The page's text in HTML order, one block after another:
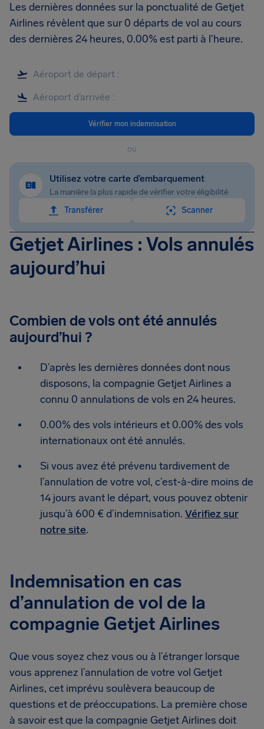
Les dernières données sur la ponctualité de Getjet
Airlines révèlent que sur 0 départs de vol au cours
des dernières 24 heures, 0.00% est parti à l'heure.
Vérifier mon indemnisation
ou
Utilisez votre carte d’embarquement
La manière la plus rapide de vérifier votre éligibilité
Transférer
Scanner
Getjet Airlines : Vols annulés
aujourd’hui
Combien de vols ont été annulés
aujourd’hui ?
D’après les dernières données dont nous
disposons, la compagnie Getjet Airlines a
connu 0 annulations de vols en 24 heures.
0.00% des vols intérieurs et 0.00% des vols
internationaux ont été annulés.
Si vous avez été prévenu tardivement de
l’annulation de votre vol, c’est-à-dire moins de
14 jours avant le départ, vous pouvez obtenir
jusqu’à 600 € d’indemnisation. Vérifiez sur
notre site.
Indemnisation en cas
d’annulation de vol de la
compagnie Getjet Airlines
Que vous soyez chez vous ou à l’étranger lorsque
vous apprenez l’annulation de votre vol Getjet
Airlines, cet imprévu soulèvera beaucoup de
questions et de préoccupations. La première chose
à savoir est que la compagnie Getjet Airlines doit